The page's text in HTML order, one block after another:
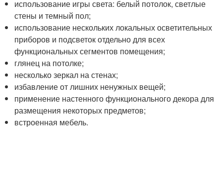
использование игры света: белый потолок, светлые
стены и темный пол;
использование нескольких локальных осветительных
приборов и подсветок отдельно для всех
функциональных сегментов помещения;
глянец на потолке;
несколько зеркал на стенах;
избавление от лишних ненужных вещей;
применение настенного функционального декора для
размещения некоторых предметов;
встроенная мебель.